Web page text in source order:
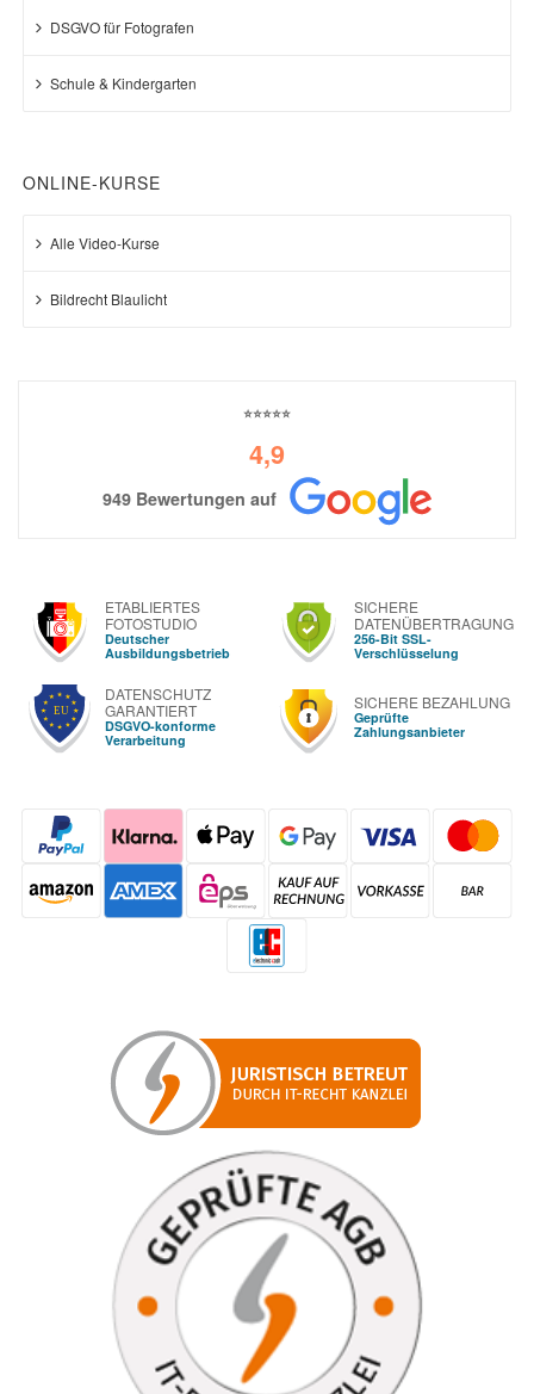
DSGVO für Fotografen
Schule & Kindergarten
ONLINE-KURSE
Alle Video-Kurse
Bildrecht Blaulicht
⭐⭐⭐⭐⭐
4,9
949 Bewertungen auf
ETABLIERTES
FOTOSTUDIO
Deutscher
Ausbildungsbetrieb
SICHERE
DATENÜBERTRAGUNG
256-Bit SSL-
Verschlüsselung
DATENSCHUTZ
GARANTIERT
DSGVO-konforme
Verarbeitung
SICHERE BEZAHLUNG
Geprüfte
Zahlungsanbieter